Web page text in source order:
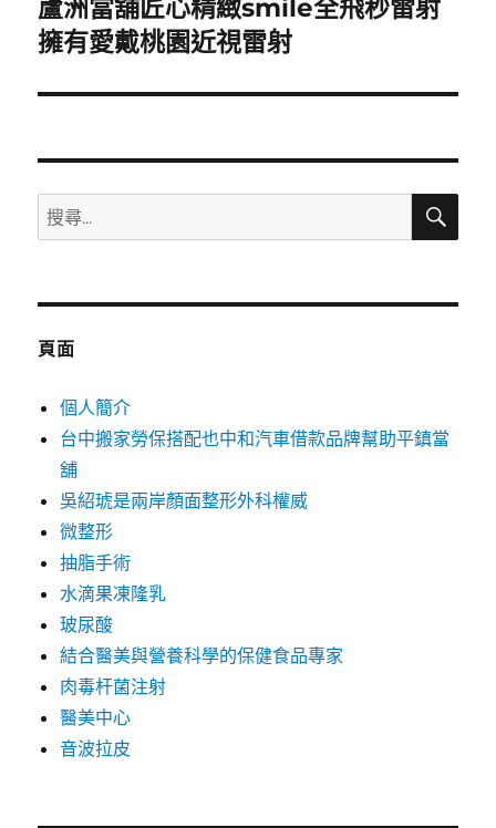
下
一
文
蘆洲當舖匠心精緻smile全飛秒雷射
擁有愛戴桃園近視雷射
搜
尋
鍵
搜
頁面
個人簡介
台中搬家勞保搭配也中和汽車借款品牌幫助平鎮當
舖
吳紹琥是兩岸顏面整形外科權威
微整形
抽脂手術
水滴果凍隆乳
玻尿酸
結合醫美與營養科學的保健食品專家
肉毒杆菌注射
醫美中心
音波拉皮